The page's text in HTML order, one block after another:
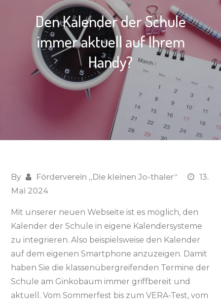
Den Kalender der Schule
immer aktuell auf Ihrem
Handy?
By Förderverein „Die kleinen Jo-thaler“
13.
Mai 2024
Mit unserer neuen Webseite ist es möglich, den
Kalender der Schule in eigene Kalendersysteme
zu integrieren. Also beispielsweise den Kalender
auf dem eigenen Smartphone anzuzeigen. Damit
haben Sie die klassenübergreifenden Termine der
Schule am Ginkobaum immer griffbereit und
aktuell. Vom Sommerfest bis zum VERA-Test, vom